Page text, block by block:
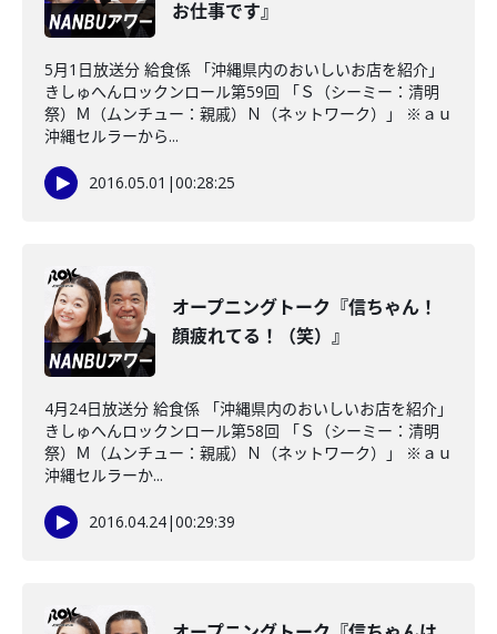
お仕事です』
5月1日放送分 給食係 「沖縄県内のおいしいお店を紹介」
きしゅへんロックンロール第59回 「Ｓ（シーミー：清明
祭）Ｍ（ムンチュー：親戚）Ｎ（ネットワーク）」 ※ａｕ
沖縄セルラーから...
2016.05.01 |00:28:25
オープニングトーク『信ちゃん！
顔疲れてる！（笑）』
4月24日放送分 給食係 「沖縄県内のおいしいお店を紹介」
きしゅへんロックンロール第58回 「Ｓ（シーミー：清明
祭）Ｍ（ムンチュー：親戚）Ｎ（ネットワーク）」 ※ａｕ
沖縄セルラーか...
2016.04.24|00:29:39